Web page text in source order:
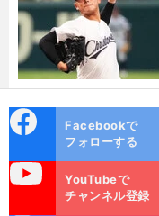
ok
Facebookで
フォローする
YouTubeで
チャンネル登録